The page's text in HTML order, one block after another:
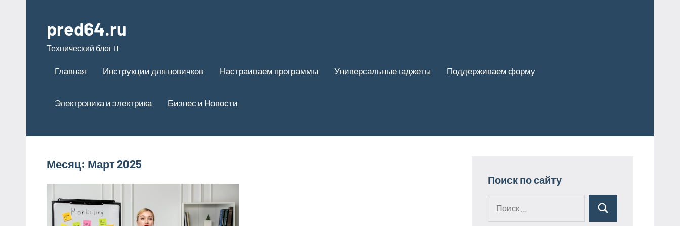
содержимому
pred64.ru
Технический блог IT
Главная Инструкции для новичков Настраиваем программы Универсальные гаджеты Поддерживаем форму
Электроника и электрика Бизнес и Новости
Месяц: Март 2025
Поиск по сайту
Поиск